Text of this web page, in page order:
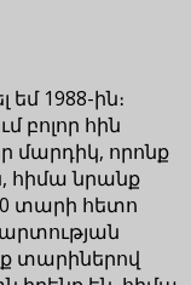
1988-ին։
հին
մարդիկ, որոնք
հիմա նրանք
տարի հետո
տարիներով